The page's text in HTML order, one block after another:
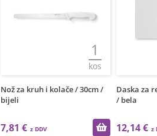
1
kos
Daska za rezanje / 30x40x1cm
/ bela
12,14 €
Nož za
bijeli / Skin
16,10 €